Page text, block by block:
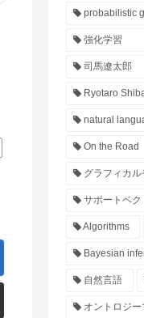
probabilistic
強化学習
司馬遼太郎
Ryotaro
natural
On the Road
グラフィカ
サポートベク
Algorithms
Bayesian
自然言語
オントロジ